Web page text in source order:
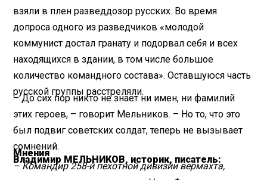
взяли в плен разведдозор русских. Во время
допроса одного из разведчиков «молодой
коммунист достал гранату и подорвал себя и всех
находящихся в здании, в том числе большое
количество командного состава». Оставшуюся часть
русской группы расстреляли.
– До сих пор никто не знает ни имен, ни фамилий
этих героев, – говорит Мельников. – Но то, что это
был подвиг советских солдат, теперь не вызывает
сомнений.
Мнения
Владимир МЕЛЬНИКОВ, историк, писатель:
– Командир 258-й пехотной дивизии вермахта,